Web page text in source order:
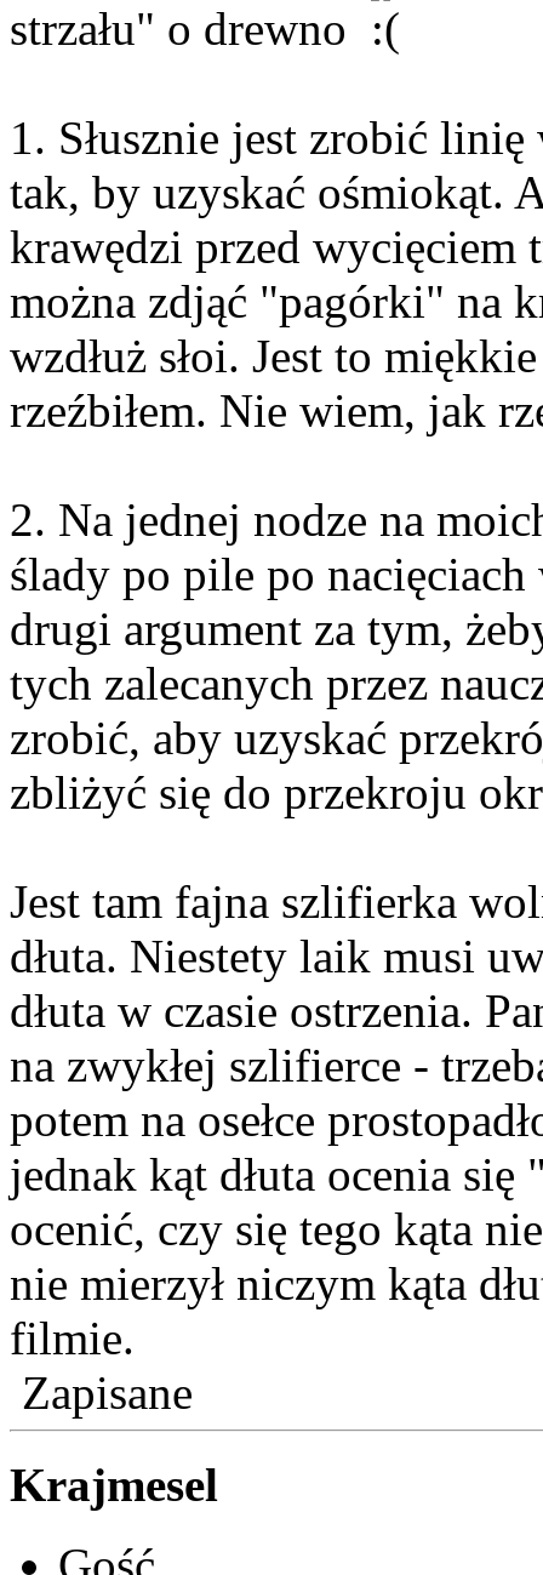
strzału" o drewno
1. Słusznie jest zrobić
tak, by uzyskać ośmiokąt.
krawędzi przed wycięciem
można zdjąć "pagórki" na
wzdłuż słoi. Jest to
rzeźbiłem. Nie wiem, jak
2. Na jednej nodze na
ślady po pile po nacięciach
drugi argument za tym,
tych zalecanych przez
zrobić, aby uzyskać
zbliżyć się do przekroju
Jest tam fajna szlifierka
dłuta. Niestety laik musi
dłuta w czasie ostrzenia.
na zwykłej szlifierce -
potem na osełce
jednak kąt dłuta ocenia
ocenić, czy się tego kąta
nie mierzył niczym kąta
filmie.
Zapisane
Krajmesel